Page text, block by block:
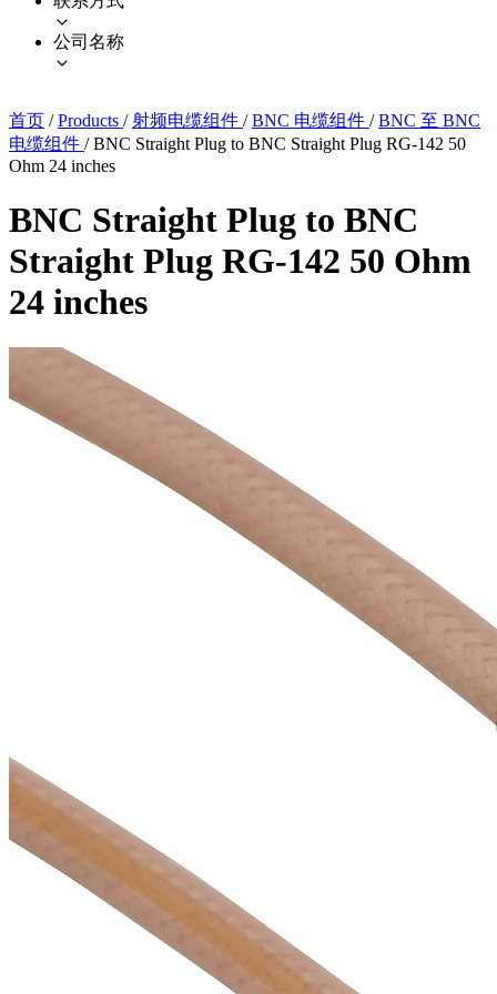
公司名称
首页 / Products / 射频电缆组件 / BNC 电缆组件 / BNC 至 BNC
电缆组件 / BNC Straight Plug to BNC Straight Plug RG-142 50
Ohm 24 inches
BNC Straight Plug to BNC
Straight Plug RG-142 50 Ohm
24 inches